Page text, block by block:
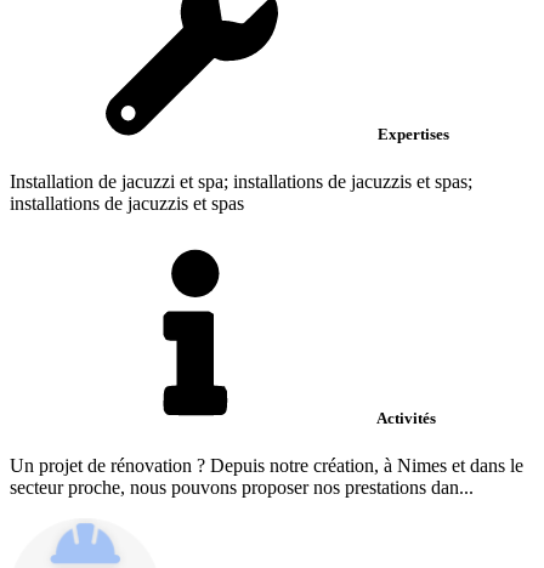
Expertises
Installation de jacuzzi et spa; installations de jacuzzis et spas;
installations de jacuzzis et spas
Activités
Un projet de rénovation ? Depuis notre création, à Nimes et dans le
secteur proche, nous pouvons proposer nos prestations dan...